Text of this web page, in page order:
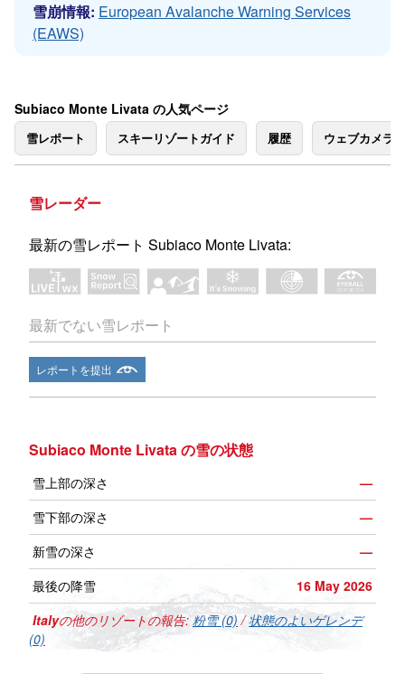
雪崩情報: European Avalanche Warning Services
(EAWS)
Subiaco Monte Livata の人気ページ
雪レポート スキーリゾートガイド 履歴 ウェブカメラ
雪レーダー
最新の雪レポート Subiaco Monte Livata:
最新でない雪レポート
レポートを提出
Subiaco Monte Livata の雪の状態
雪上部の深さ
—
雪下部の深さ
—
新雪の深さ
—
最後の降雪
16 May 2026
Italyの他のリゾートの報告: 粉雪 (0) /状態のよいゲレンデ
(0)